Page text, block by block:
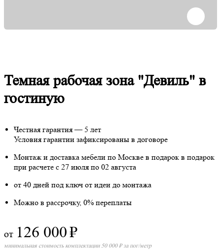
Темная рабочая зона "Девиль" в
гостиную
Честная гарантия — 5 лет
Условия гарантии зафиксированы в договоре
Монтаж и доставка мебели по Москве в подарок в подарок
при расчете с 27 июля по 02 августа
от 40 дней под ключ от идеи до монтажа
Можно в рассрочку, 0% переплаты
от 126 000₽
минимальная стоимость комплектации 50 000 ₽ за пог/метр